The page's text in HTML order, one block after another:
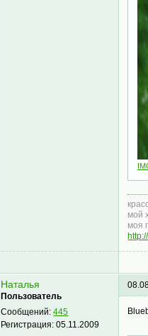
мой
моя
Наталья
Пользователь
Сообщений:445
Регистрация:05.11.2009